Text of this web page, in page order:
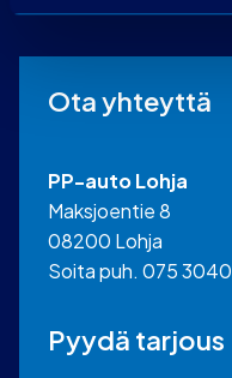
Ota yhteyttä
PP-auto Lohja
Maksjoentie 8
08200 Lohja
Soita puh. 075
Pyydä tarjous